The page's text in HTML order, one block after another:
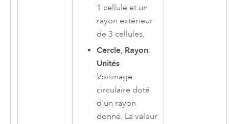
1 cellule et un
rayon extérieur
de 3 cellules.
Cercle, Rayon,
Unités
Voisinage
circulaire doté
d'un rayon
donné. La valeur